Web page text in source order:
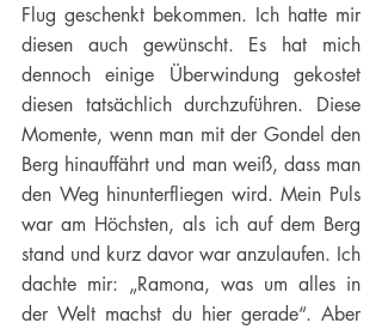
Flug geschenkt bekommen. Ich hatte mir
diesen auch gewünscht. Es hat mich
dennoch einige Überwindung gekostet
diesen tatsächlich durchzuführen. Diese
Momente, wenn man mit der Gondel den
Berg hinauffährt und man weiß, dass man
den Weg hinunterfliegen wird. Mein Puls
war am Höchsten, als ich auf dem Berg
stand und kurz davor war anzulaufen. Ich
dachte mir: „Ramona, was um alles in
der Welt machst du hier gerade“. Aber